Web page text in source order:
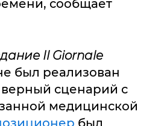
сообщает
Il Giornale
был реализован
сценарий с
медицинской
был